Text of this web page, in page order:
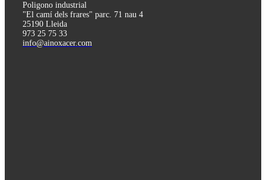
Poligono industrial
"El camí dels frares" parc. 71 nau 4
25190 Lleida
973 25 75 33
info@ainoxacer.com